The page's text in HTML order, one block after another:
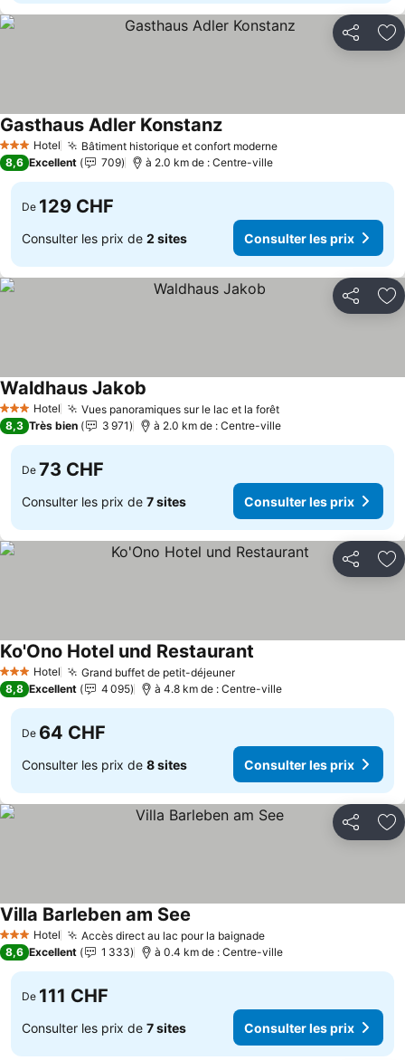
Partager
3 ÉtoilesHotel Bâtiment historique et confort moderneConsulter les prix
Gasthaus Adler KonstanzConsulter les prix
8,6 Excellent 709 à 2.0 km de : Centre-ville
De 129 CHF
Consulter les prix de 2 sites Consulter les prix
Partager
3 ÉtoilesHotel Vues panoramiques sur le lac et la forêtConsulter les prix
Waldhaus Jakob
8,3 Très bien 3 971 à 2.0 km de : Centre-ville
De 73 CHF
Consulter les prix de 7 sites Consulter les prix
Partager
3 ÉtoilesHotel Grand buffet de petit-déjeunerConsulter les prix
Ko'Ono Hotel und Restaurant
8,8 Excellent 4 095 à 4.8 km de : Centre-ville
De 64 CHF
Consulter les prix de 8 sites Consulter les prix
Partager
3 ÉtoilesHotel Accès direct au lac pour la baignadeConsulter les prix
Villa Barleben am See
8,6 Excellent 1 333 à 0.4 km de : Centre-ville
De 111 CHF
Consulter les prix de 7 sites Consulter les prix